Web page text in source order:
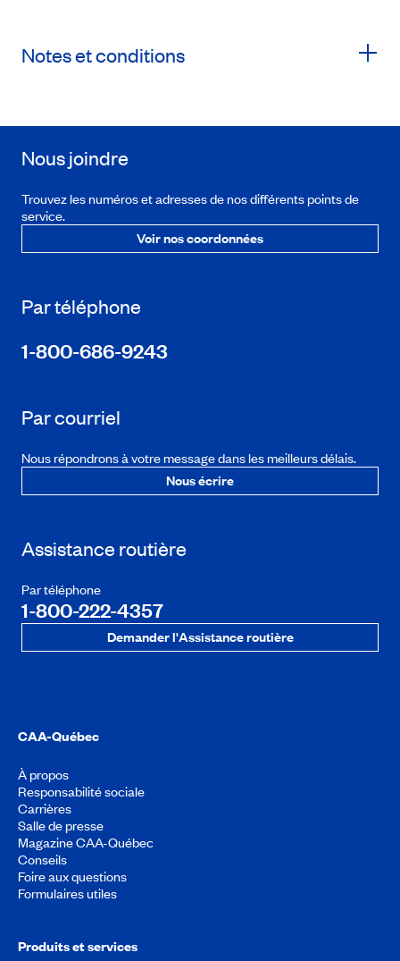
Notes et conditions
Nous joindre
Trouvez les numéros et adresses de nos différents points de
service.
Voir nos coordonnées
Par téléphone
1-800-686-9243
Par courriel
Nous répondrons à votre message dans les meilleurs délais.
Nous écrire
Assistance routière
Par téléphone
1-800-222-4357
Demander l'Assistance routière
CAA-Québec
À propos
Responsabilité sociale
Carrières
Salle de presse
Magazine CAA-Québec
Conseils
Foire aux questions
Formulaires utiles
Produits et services